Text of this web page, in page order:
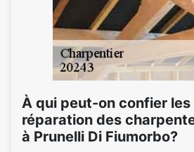
À qui peut-on confier
réparation des
à Prunelli Di Fiumorbo?